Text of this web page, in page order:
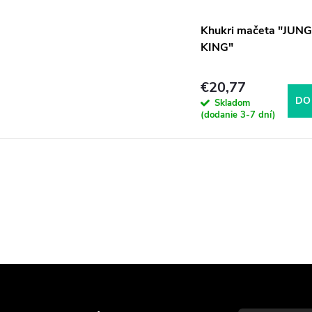
Khukri mačeta
KING"
€20,77
Skladom
(dodanie 3-7 dní)